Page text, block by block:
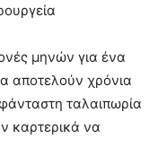
μηνών για ένα
αποτελούν χρόνια
ταλαιπωρία
καρτερικά να